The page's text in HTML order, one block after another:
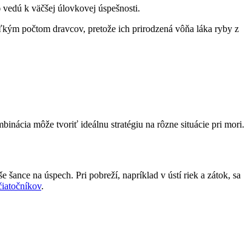
k väčšej úlovkovej úspešnosti.
počtom dravcov, pretože ich prirodzená vôňa láka ryby z
môže tvoriť ideálnu stratégiu na rôzne situácie pri mori.
šance na úspech. Pri pobreží, napríklad v ústí riek a zátok, sa
.